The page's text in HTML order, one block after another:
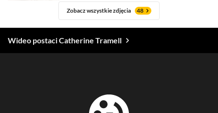
Zobacz wszystkie zdjęcia 48
Wideo postaci Catherine Tramell